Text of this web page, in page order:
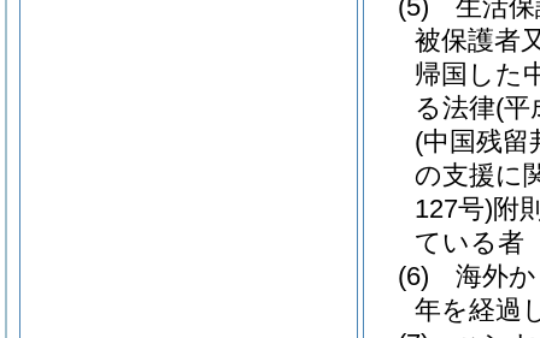
(5)
生活
被保護者
帰国した
る法律(平
(中国残留
の支援に
127号)附
ている者
(6)
海外
年を経過